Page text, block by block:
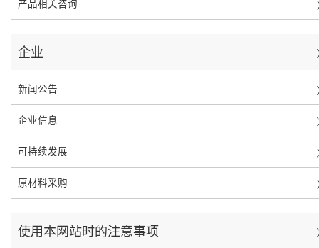
产品相关咨询
企业
新闻公告
企业信息
可持续发展
原材料采购
使用本网站时的注意事项